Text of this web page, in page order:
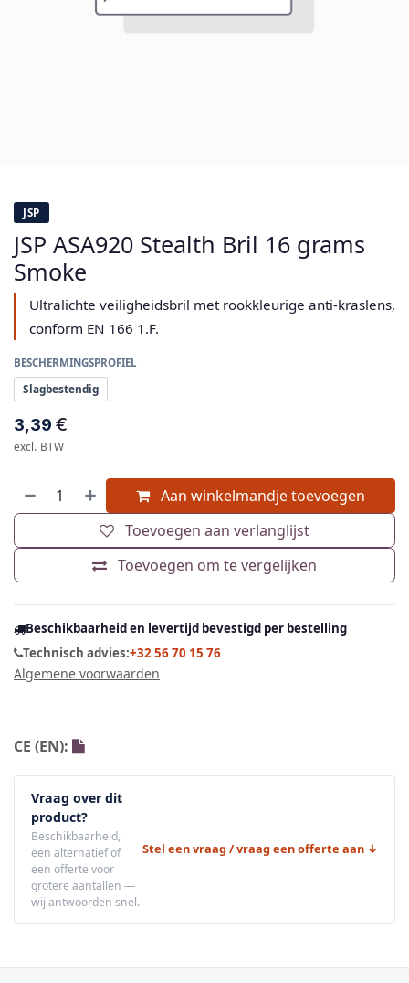
JSP
JSP ASA920 Stealth Bril 16 grams
Smoke
Ultralichte veiligheidsbril met rookkleurige anti-kraslens,
conform EN 166 1.F.
BESCHERMINGSPROFIEL
Slagbestendig
3,39 €
excl. BTW
Aan winkelmandje toevoegen
Toevoegen om te vergelijken
Toevoegen aan verlanglijst
Beschikbaarheid en levertijd bevestigd per bestelling
Technisch advies:+32 56 70 15 76
Algemene voorwaarden
CE (EN):
Vraag over dit
product?
Beschikbaarheid,
een alternatief of
een offerte voor
grotere aantallen —
wij antwoorden snel.
Stel een vraag / vraag een offerte aan ↓